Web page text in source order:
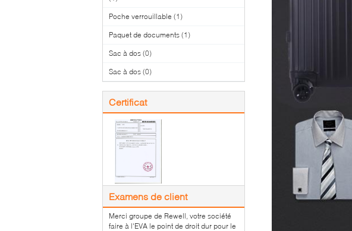
Poche verrouillable (1)
Paquet de documents (1)
Sac à dos (0)
Sac à dos (0)
Certificat
Examens de client
Merci groupe de Rewell, votre société
faire à l'EVA le point de droit dur pour le